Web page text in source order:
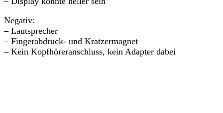
Negativ:
– Lautsprecher
– Fingerabdruck- und Kratzermagnet
– Kein Kopfhöreranschluss, kein Adapter dabei